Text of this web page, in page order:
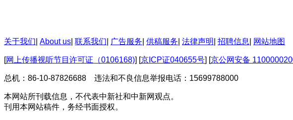
关于我们 About us 联系我们 广告服务 供稿服务 法律声明 招聘信息 网站地图
[网上传播视听节目许可证（0106168)] [京ICP证040655号] [京公网安备
总机：86-10-87826688 违法和不良信息举报电话：15699788000
本网站所刊载信息，不代表中新社和中新网观点。
刊用本网站稿件，务经书面授权。